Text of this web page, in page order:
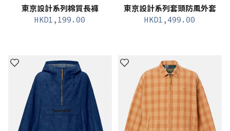
東京設計系列棉質長褲
HKD1,199.00
東京設計系列套頭防風外套
HKD1,499.00